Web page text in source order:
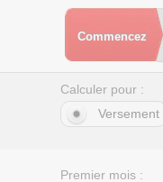
Commencez
Calculer pour :
Versement
Premier mois :